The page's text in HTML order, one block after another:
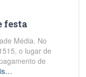
festa
Média. No
o lugar de
de